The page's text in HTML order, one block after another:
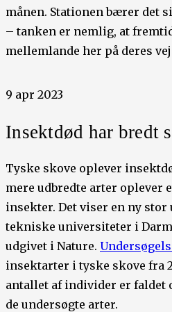
månen. Stationen bærer det
– tanken er nemlig, at
mellemlande her på deres
9 apr 2023
Insektdød har bredt
Tyske skove oplever
mere udbredte arter oplever
insekter. Det viser en ny stor
tekniske universiteter i
udgivet i Nature.
insektarter i tyske skove fra
antallet af individer er faldet
de undersøgte arter.